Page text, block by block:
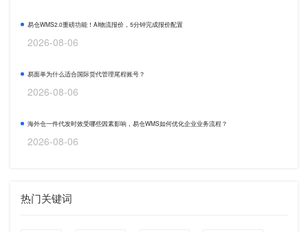
易仓WMS2.0重磅功能！AI物流报价，5分钟完成报价配置
2026-08-06
易面单为什么适合国际货代管理尾程账号？
2026-08-06
海外仓一件代发时效受哪些因素影响，易仓WMS如何优化企业业务流程？
2026-08-06
热门关键词